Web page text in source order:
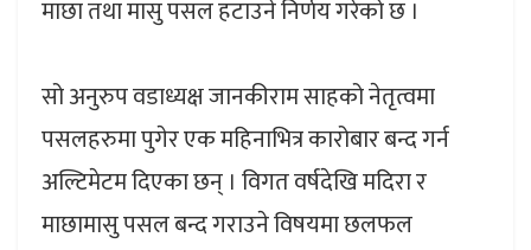
माछा तथा मासु पसल हटाउने निर्णय गरेको छ ।
सो अनुरुप वडाध्यक्ष जानकीराम साहको नेतृत्वमा
पसलहरुमा पुगेर एक महिनाभित्र कारोबार बन्द गर्न
अल्टिमेटम दिएका छन् । विगत वर्षदेखि मदिरा र
माछामासु पसल बन्द गराउने विषयमा छलफल